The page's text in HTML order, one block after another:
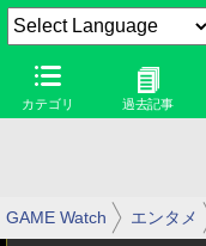
カテゴリ 過去記事
GAME Watch エンタメ